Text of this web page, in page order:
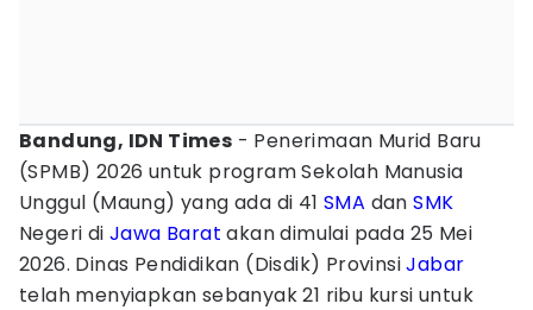
Bandung, IDN Times - Penerimaan Murid Baru
(SPMB) 2026 untuk program Sekolah Manusia
Unggul (Maung) yang ada di 41 SMA danSMK
Negeri diJawa Barat akan dimulai pada 25 Mei
2026. Dinas Pendidikan (Disdik) ProvinsiJabar
telah menyiapkan sebanyak 21 ribu kursi untuk